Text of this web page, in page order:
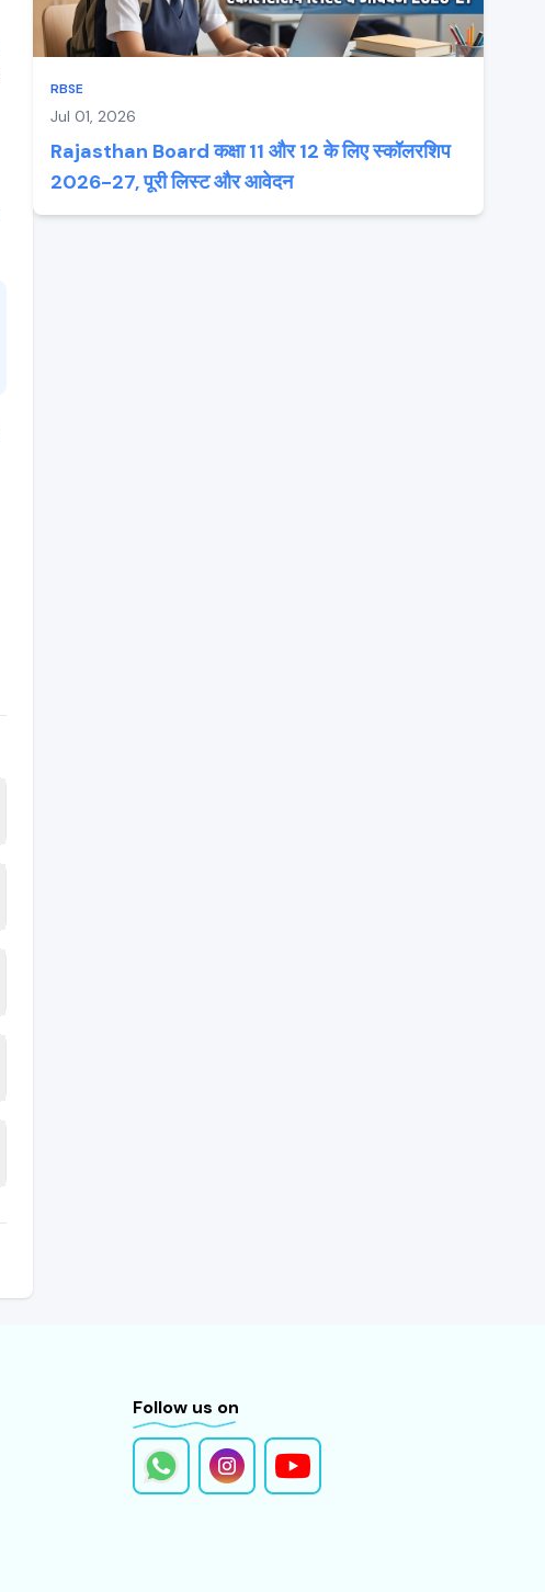
RBSE
Jul 01, 2026
Rajasthan Board कक्षा 11 और 12 के लिए स्कॉलरशिप
2026-27, पूरी लिस्ट और आवेदन
Follow us on